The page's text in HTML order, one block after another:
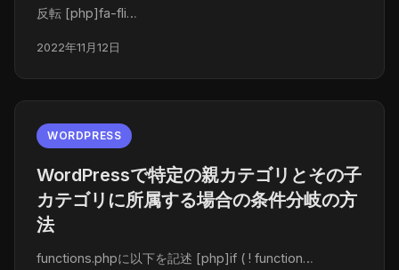
反転 [php]fa-fli…
2022年11月12日
WORDPRESS
WordPressで特定の親カテゴリとその子
カテゴリに所属する場合の条件分岐の方
法
functions.phpに以下を記述 [php]if ( ! function…